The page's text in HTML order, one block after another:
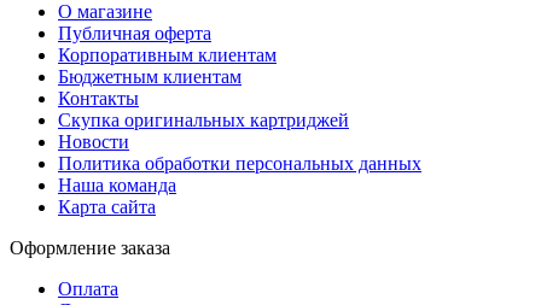
О магазине
Публичная оферта
Корпоративным клиентам
Бюджетным клиентам
Контакты
Скупка оригинальных картриджей
Новости
Политика обработки персональных данных
Наша команда
Карта сайта
Оформление заказа
Оплата